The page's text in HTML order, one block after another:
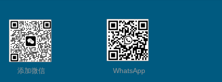
添加微信 WhatsApp